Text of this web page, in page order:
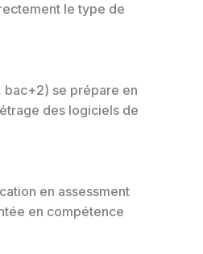
le type de
bac+2) se prépare en
des logiciels de
en assessment
en compétence